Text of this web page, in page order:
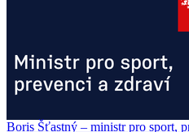
Boris Šťastný – ministr pro sport,